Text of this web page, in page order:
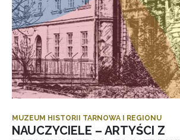
MUZEUM HISTORII TARNOWA I REGIONU
NAUCZYCIELE – ARTYŚCI Z